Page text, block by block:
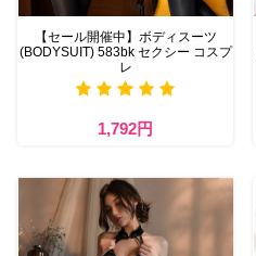
【セール開催中】ボディスーツ
(BODYSUIT) 583bk セクシー コスプ
レ
1,792円